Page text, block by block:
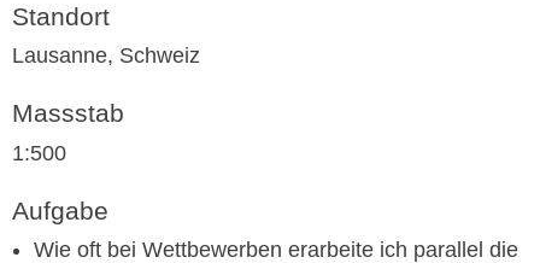
Standort
Lausanne, Schweiz
Massstab
1:500
Aufgabe
Wie oft bei Wettbewerben erarbeite ich parallel die